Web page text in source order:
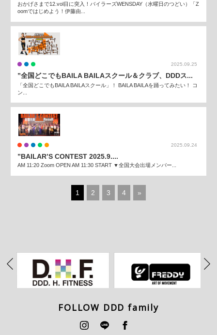
おかげさまで12.vol目に突入！バイラーズWENSDAY（水曜日のつどい）「Z
oomではじめよう！伊藤由...
2025.09.25
”全国どこでもBAILA BAILAスクール＆クラブ、DDDス...
「全国どこでもBAILA BAILAスクール」！ BAILA BAILAを踊ってみたい！ コ
ン...
2025.09.24
”BAILAR’S CONTEST 2025.9....
AM 11:20 Zoom OPEN AM 11:30 START ▼全国大会出場メンバー...
1 2 3 4 »
FOLLOW DDD family